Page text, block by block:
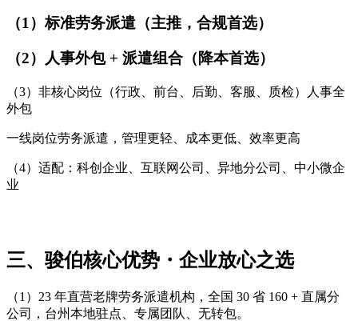
（1）标准劳务派遣（主推，合规首选）
（2）人事外包 + 派遣组合（降本首选）
（3）非核心岗位（行政、前台、后勤、客服、质检）人事全
外包
一线岗位劳务派遣，管理更轻、成本更低、效率更高
（4）适配：科创企业、互联网公司、异地分公司、中小微企
业
三、骏伯核心优势・企业放心之选
（1）23 年直营老牌劳务派遣机构，全国 30 省 160 + 直属分
公司，台州本地驻点、专属团队、无转包。